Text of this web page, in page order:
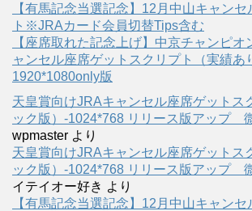
【有馬記念当選記念】12月中山キャン
ト※JRAカード会員切替Tips含む
【座席取れた記念上げ】中京チャンピオ
ャンセル座席ゲットスクリプト（実績あ
1920*1080only版
天皇賞向けJRAキャンセル座席ゲットス
ック版）-1024*768 リリース版アップ
wpmaster より
天皇賞向けJRAキャンセル座席ゲットス
ック版）-1024*768 リリース版アップ
イテイオー好き より
【有馬記念当選記念】12月中山キャン